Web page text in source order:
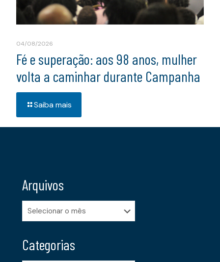
04/08/2026
Fé e superação: aos 98 anos, mulher
volta a caminhar durante Campanha
Saiba mais
Arquivos
Arquivos
Categorias